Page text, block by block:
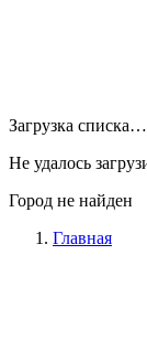
Загрузка списка…
Не удалось
Город не найден
Главная